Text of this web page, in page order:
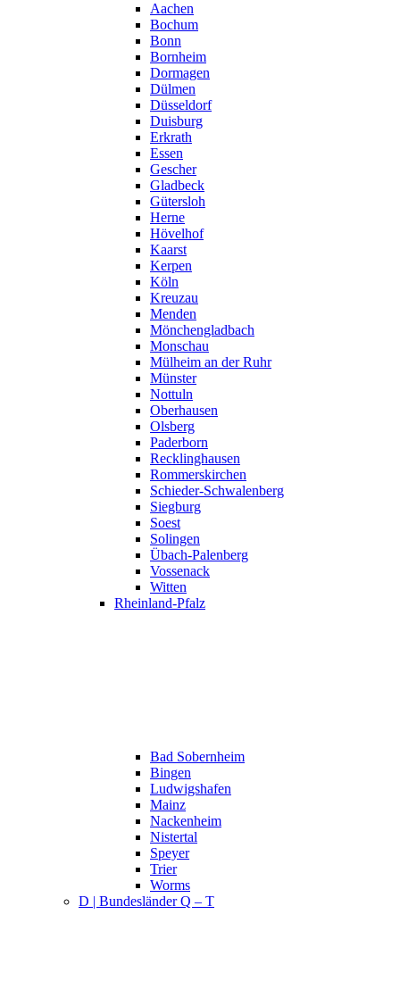
Aachen
Bochum
Bonn
Bornheim
Dormagen
Dülmen
Düsseldorf
Duisburg
Erkrath
Essen
Gescher
Gladbeck
Gütersloh
Herne
Hövelhof
Kaarst
Kerpen
Köln
Kreuzau
Menden
Mönchengladbach
Monschau
Mülheim an der Ruhr
Münster
Nottuln
Oberhausen
Olsberg
Paderborn
Recklinghausen
Rommerskirchen
Schieder-Schwalenberg
Siegburg
Soest
Solingen
Übach-Palenberg
Vossenack
Witten
Rheinland-Pfalz
Bad Sobernheim
Bingen
Ludwigshafen
Mainz
Nackenheim
Nistertal
Speyer
Trier
Worms
D | Bundesländer Q – T